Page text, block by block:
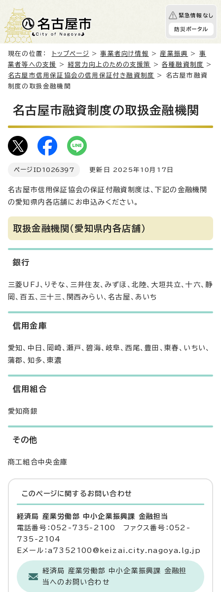
緊急情報なし
防災ポータル
現在の位置： トップページ >事業者向け情報 > 産業振興 > 事
業者等への支援
>経営力向上のための支援策 >各種融資制度
>
名古屋市信用保証協会の信用保証付き融資制度
> 名古屋市融資
制度の取扱金融機関
名古屋市融資制度の取扱金融機関
ページID 1026397 更新日 2025年10月17日
名古屋市信用保証協会の保証付融資制度は、下記の金融機関
の愛知県内各店舗にお申込みください。
取扱金融機関（愛知県内各店舗）
銀行
三菱UFJ、りそな、三井住友、みずほ、北陸、大垣共立、十六、静
岡、百五、三十三、関西みらい、名古屋、あいち
信用金庫
愛知、中日、岡崎、瀬戸、碧海、岐阜、西尾、豊田、東春、いちい、
蒲郡、知多、東濃
信用組合
愛知商銀
その他
商工組合中央金庫
このページに関する お問い合わせ
経済局 産業労働部 中小企業振興課 金融担当
電話番号：052-735-2100 ファクス番号：052-
735-2104
Eメール：a7352100@keizai.city.nagoya.lg.jp
経済局 産業労働部 中小企業振興課 金融担
当へのお問い合わせ